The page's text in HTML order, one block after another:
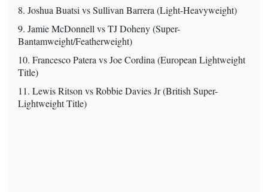
8. Joshua Buatsi vs Sullivan Barrera (Light-Heavyweight)
9. Jamie McDonnell vs TJ Doheny (Super-
Bantamweight/Featherweight)
10. Francesco Patera vs Joe Cordina (European Lightweight
Title)
11. Lewis Ritson vs Robbie Davies Jr (British Super-
Lightweight Title)